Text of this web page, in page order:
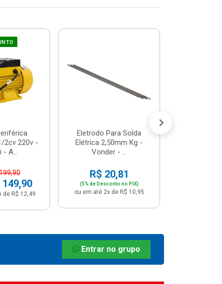
2cv 220v -
- A...
149,90
de R$ 12,49
Eletrodo Para Solda
Elétrica 2,50mm Kg -
Vonder - ...
R$ 20,81
(5% de Desconto no PIX)
ou em até 2x de R$ 10,95
Entrar no grupo